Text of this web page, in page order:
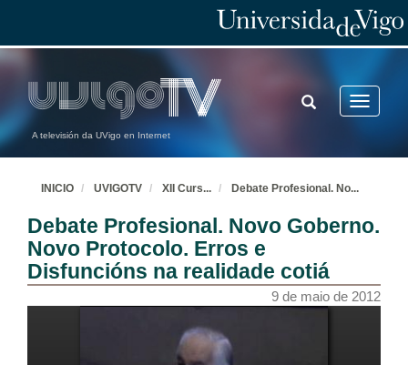
A televisión da UVigo en Internet
Toggle
TOGGLE
SEARCH
INICIO UVIGOTV XII Curs... Debate Profesional. No...
Debate Profesional. Novo Goberno.
Novo Protocolo. Erros e
Disfuncións na realidade cotiá
9 de maio de 2012